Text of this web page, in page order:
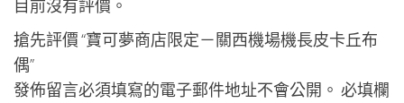
目前沒有評價。
搶先評價 “寶可夢商店限定－關西機場機長皮卡丘布
偶”
發佈留言必須填寫的電子郵件地址不會公開。 必填欄